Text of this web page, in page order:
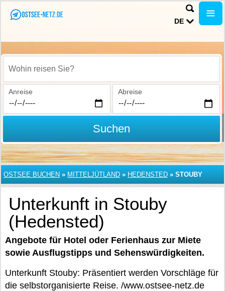
DE
Wohin reisen Sie?
Anreise Abreise
Suchen
OSTSEE BUCHEN » MITTELJÜTLAND » HEDENSTED » STOUBY
Unterkunft in Stouby
(Hedensted)
Angebote für Hotel oder Ferienhaus zur Miete
sowie Ausflugstipps und Sehenswürdigkeiten.
Unterkunft Stouby: Präsentiert werden Vorschläge für
die selbstorganisierte Reise. /www.ostsee-netz.de